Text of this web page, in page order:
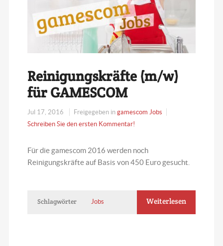
Reinigungskräfte (m/w)
für GAMESCOM
Jul 17, 2016 Freigegeben in gamescom Jobs
Schreiben Sie den ersten Kommentar!
Für die gamescom 2016 werden noch
Reinigungskräfte auf Basis von 450 Euro gesucht.
Schlagwörter Jobs Weiterlesen